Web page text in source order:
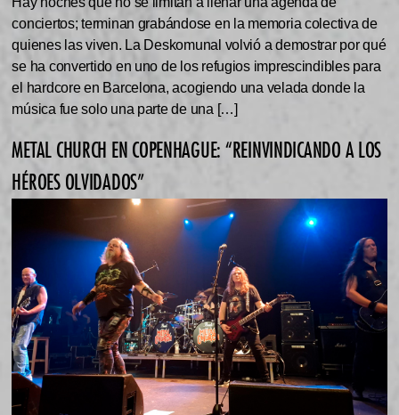
conciertos; terminan grabándose en la memoria colectiva de
quienes las viven. La Deskomunal volvió a demostrar por qué
se ha convertido en uno de los refugios imprescindibles para
el hardcore en Barcelona, acogiendo una velada donde la
música fue solo una parte de una […]
METAL CHURCH EN COPENHAGUE: “REINVINDICANDO A LOS
HÉROES OLVIDADOS”